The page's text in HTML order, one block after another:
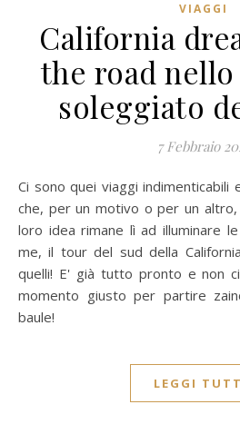
VIAGGI
California
the road
soleggiato
7 Febbraio
Ci sono quei viaggi indimenticabili e poi ci sono quei viaggi
che, per un motivo o per un
loro idea rimane lì ad illuminare
me, il tour del sud della
quelli! E' già tutto pronto e non
momento giusto per partire
baule!
LEGGI